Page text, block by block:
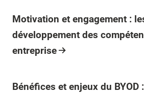
Article
Motivation et engagement :
développement des
entreprise
Article
Bénéfices et enjeux du